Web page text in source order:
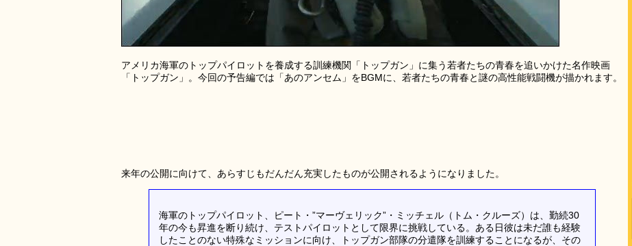
アメリカ海軍のトップパイロットを養成する訓練機関「トップガン」に集う若者たちの青春を追いかけた名作映画
「トップガン」。今回の予告編では「あのアンセム」をBGMに、若者たちの青春と謎の高性能戦闘機が描かれます。
来年の公開に向けて、あらすじもだんだん充実したものが公開されるようになりました。
海軍のトップパイロット、ピート・”マーヴェリック”・ミッチェル（トム・クルーズ）は、勤続30
年の今も昇進を断り続け、テストパイロットとして限界に挑戦している。ある日彼は未だ誰も経験
したことのない特殊なミッションに向け、トップガン部隊の分遣隊を訓練することになるが、その